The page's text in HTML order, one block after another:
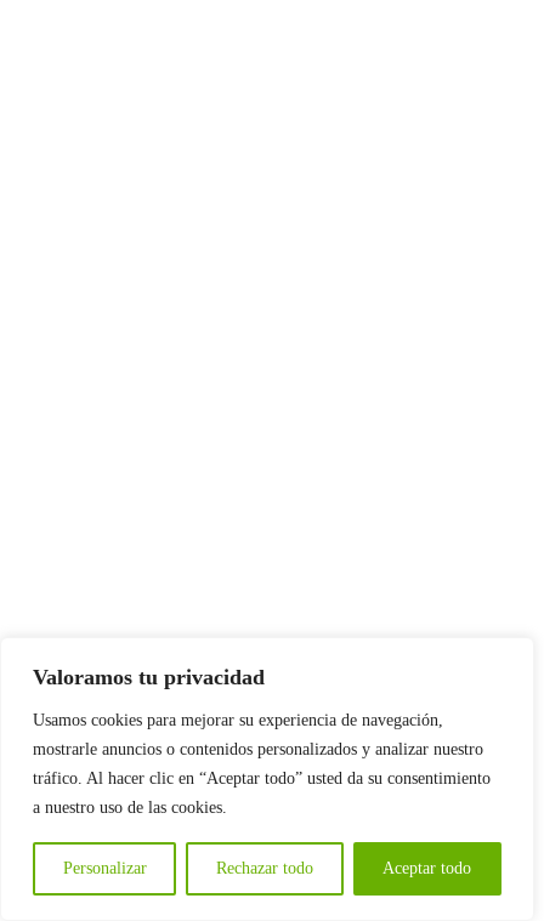
Valoramos tu privacidad
Usamos cookies para mejorar su experiencia de navegación,
mostrarle anuncios o contenidos personalizados y analizar nuestro
tráfico. Al hacer clic en “Aceptar todo” usted da su consentimiento
a nuestro uso de las cookies.
Personalizar Rechazar todo Aceptar todo